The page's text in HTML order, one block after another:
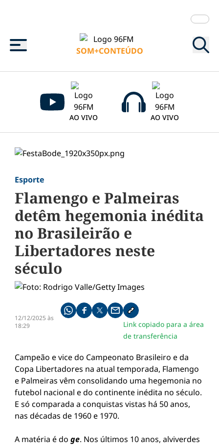
Menu
SOM+CONTEÚDO
AO VIVO AO VIVO
Esporte
Flamengo e Palmeiras
detêm hegemonia inédita
no Brasileirão e
Libertadores neste
século
12/12/2025 às
18:29
Compartilhe pelo whatsapp
Compartilhar no facebook
Compartilhar no twitter
Compartilhe pelo email
Copiar link da notícia
Link copiado para a área
de transferência
Campeão e vice do Campeonato Brasileiro e da
Copa Libertadores na atual temporada, Flamengo
e Palmeiras vêm consolidando uma hegemonia no
futebol nacional e do continente inédita no século.
E só comparada a conquistas vistas há 50 anos,
nas décadas de 1960 e 1970.
A matéria é do ge. Nos últimos 10 anos, alviverdes